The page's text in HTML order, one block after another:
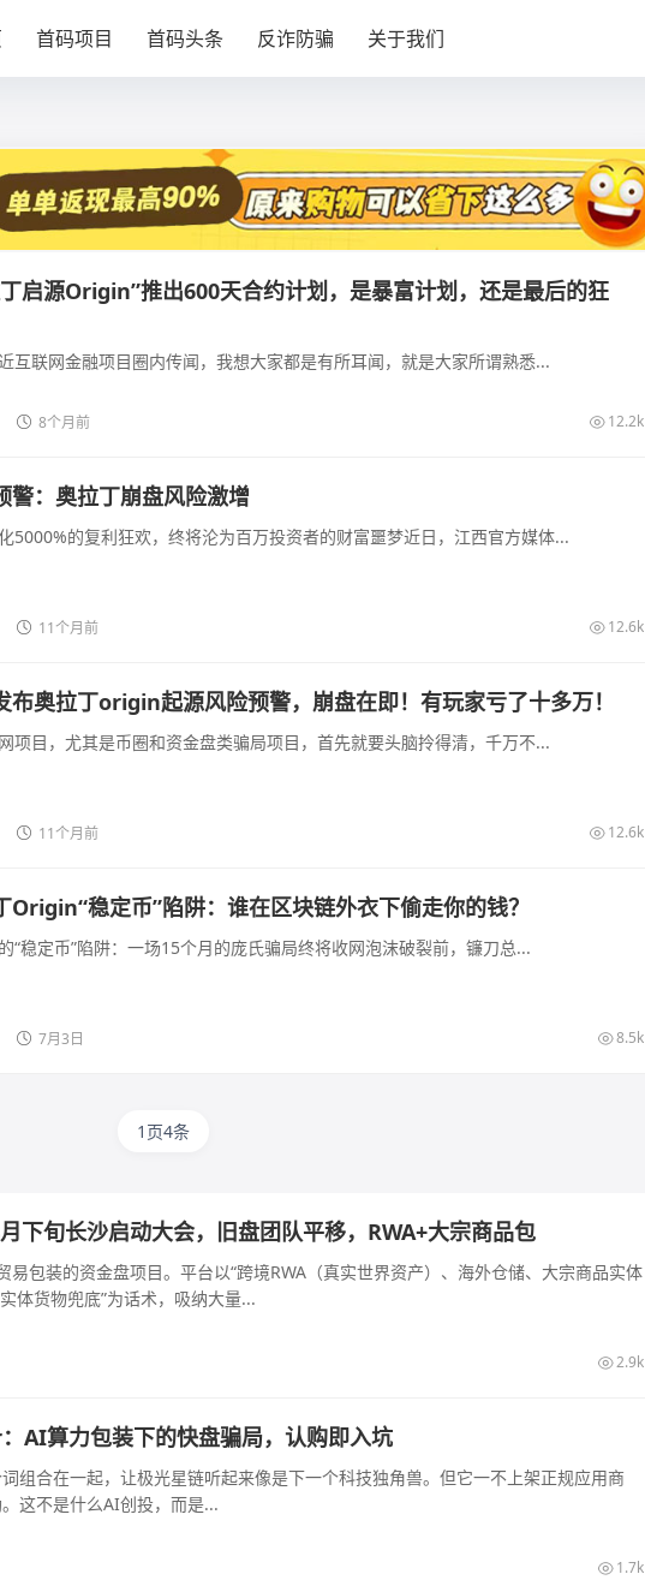
首码项目 首码头条 反诈防骗 关于我们
启源Origin”推出600天合约计划，是暴富计划，还是最后的狂
互联网金融项目圈内传闻，我想大家都是有所耳闻，就是大家所谓熟悉...
8个月前 12.2k
警：奥拉丁崩盘风险激增
5000%的复利狂欢，终将沦为百万投资者的财富噩梦近日，江西官方媒体...
11个月前 12.6k
布奥拉丁origin起源风险预警，崩盘在即！有玩家亏了十多万！
项目，尤其是币圈和资金盘类骗局项目，首先就要头脑拎得清，千万不...
11个月前 12.6k
Origin“稳定币”陷阱：谁在区块链外衣下偷走你的钱？
“稳定币”陷阱：一场15个月的庞氏骗局终将收网泡沫破裂前，镰刀总...
7月3日 8.5k
1页4条
下旬长沙启动大会，旧盘团队平移，RWA+大宗商品包
包装的资金盘项目。平台以“跨境RWA（真实世界资产）、海外仓储、大宗商品实体
体货物兜底”为话术，吸纳大量...
2.9k
AI算力包装下的快盘骗局，认购即入坑
合在一起，让极光星链听起来像是下一个科技独角兽。但它一不上架正规应用商
这不是什么AI创投，而是...
1.7k